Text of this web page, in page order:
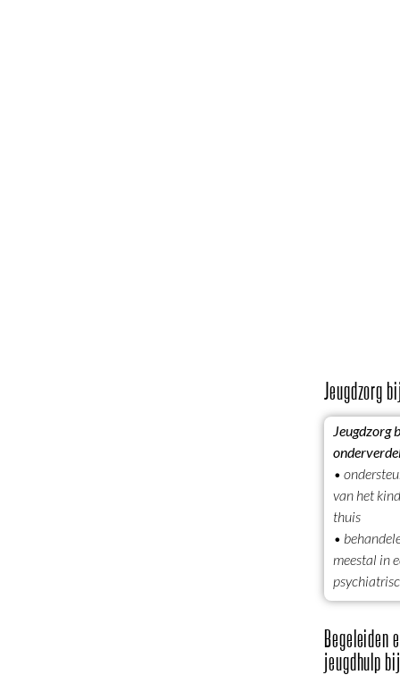
Jeugdzorg
Jeugdzorg
•
van het
thuis
•
meestal in
Begeleiden
jeugdhulp bij